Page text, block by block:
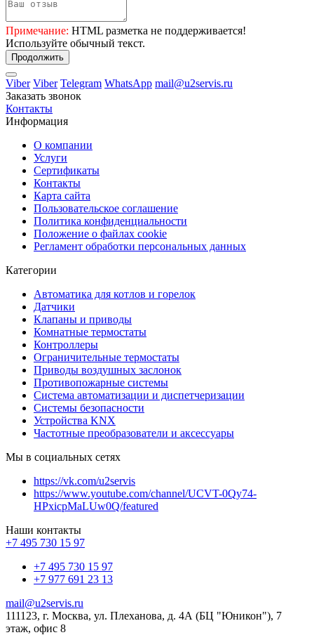
Примечание: HTML разметка не поддерживается!
Используйте обычный текст.
Продолжить
Viber Viber Telegram WhatsApp mail@u2servis.ru
Заказать звонок
Контакты
Информация
О компании
Услуги
Сертификаты
Контакты
Карта сайта
Пользовательское соглашение
Политика конфиденциальности
Положение о файлах cookie
Регламент обработки персональных данных
Категории
Автоматика для котлов и горелок
Датчики
Клапаны и приводы
Комнатные термостаты
Контроллеры
Ограничительные термостаты
Приводы воздушных заслонок
Противопожарные системы
Система автоматизации и диспетчеризации
Системы безопасности
Устройства KNX
Частотные преобразователи и аксессуары
Мы в социальных сетях
https://vk.com/u2servis
https://www.youtube.com/channel/UCVT-0Qy74-
HPxicpMaLUw0Q/featured
Наши контакты
+7 495 730 15 97
+7 495 730 15 97
+7 977 691 23 13
mail@u2servis.ru
111123, г. Москва, ул. Плеханова, д. 4А (БЦ "Юникон"), 7
этаж, офис 8